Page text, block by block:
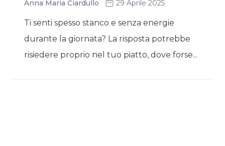
Anna Maria Ciardullo 29 Aprile 2025
Ti senti spesso stanco e senza energie
durante la giornata? La risposta potrebbe
risiedere proprio nel tuo piatto, dove forse...